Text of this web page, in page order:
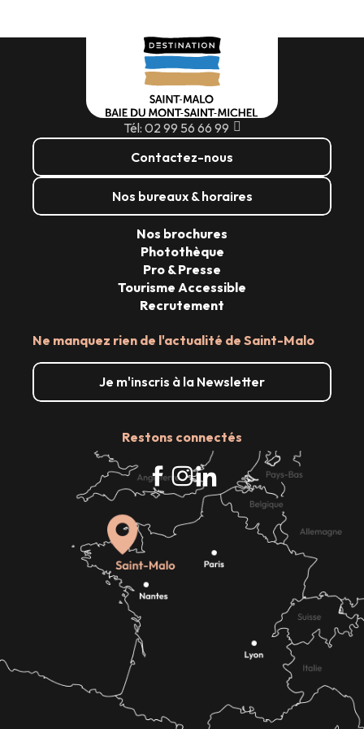
Tél: 02 99 56 66 99
Contactez-nous
Nos bureaux & horaires
Ne manquez rien de l'actualité de Saint-Malo
Je m'inscris à la Newsletter
Restons connectés
Nos brochures
Photothèque
Pro & Presse
Tourisme Accessible
Recrutement